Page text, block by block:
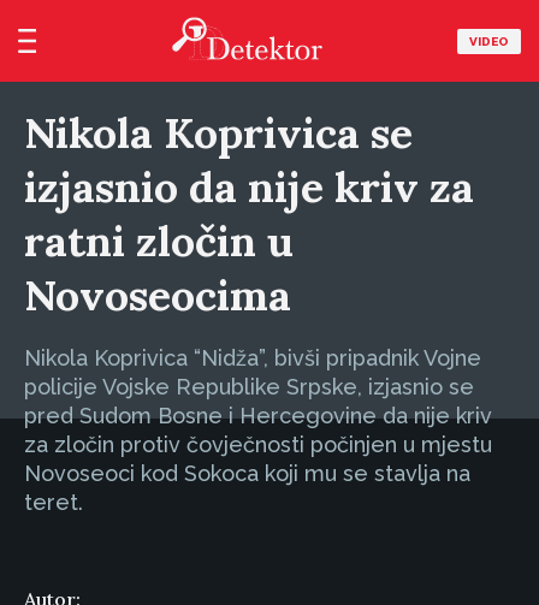
VIDEO
Nikola Koprivica se
izjasnio da nije kriv za
ratni zločin u
Novoseocima
Nikola Koprivica “Nidža”, bivši pripadnik Vojne
policije Vojske Republike Srpske, izjasnio se
pred Sudom Bosne i Hercegovine da nije kriv
za zločin protiv čovječnosti počinjen u mjestu
Novoseoci kod Sokoca koji mu se stavlja na
teret.
Autor: